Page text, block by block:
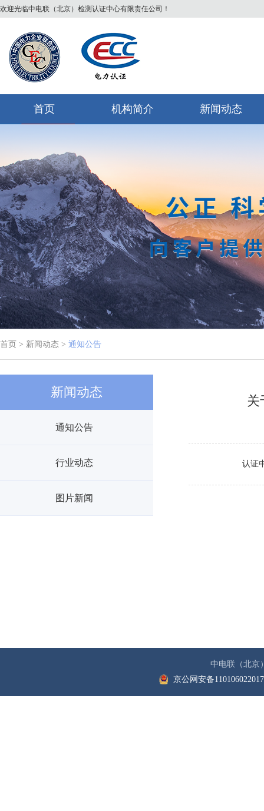
欢迎光临中电联（北京）检测认证中心有限责任公司！
首页 机构简介 新闻动态
首页 > 新闻动态 > 通知公告
新闻动态
通知公告
行业动态
图片新闻
关
认证
中电联（北京
京公网安备